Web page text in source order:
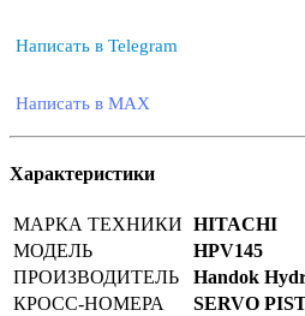
Написать в Telegram
Написать в MAX
Характеристики
МАРКА ТЕХНИКИ HITACHI
МОДЕЛЬ
HPV145
ПРОИЗВОДИТЕЛЬ
Handok
КРОСС-НОМЕРА
SERVO